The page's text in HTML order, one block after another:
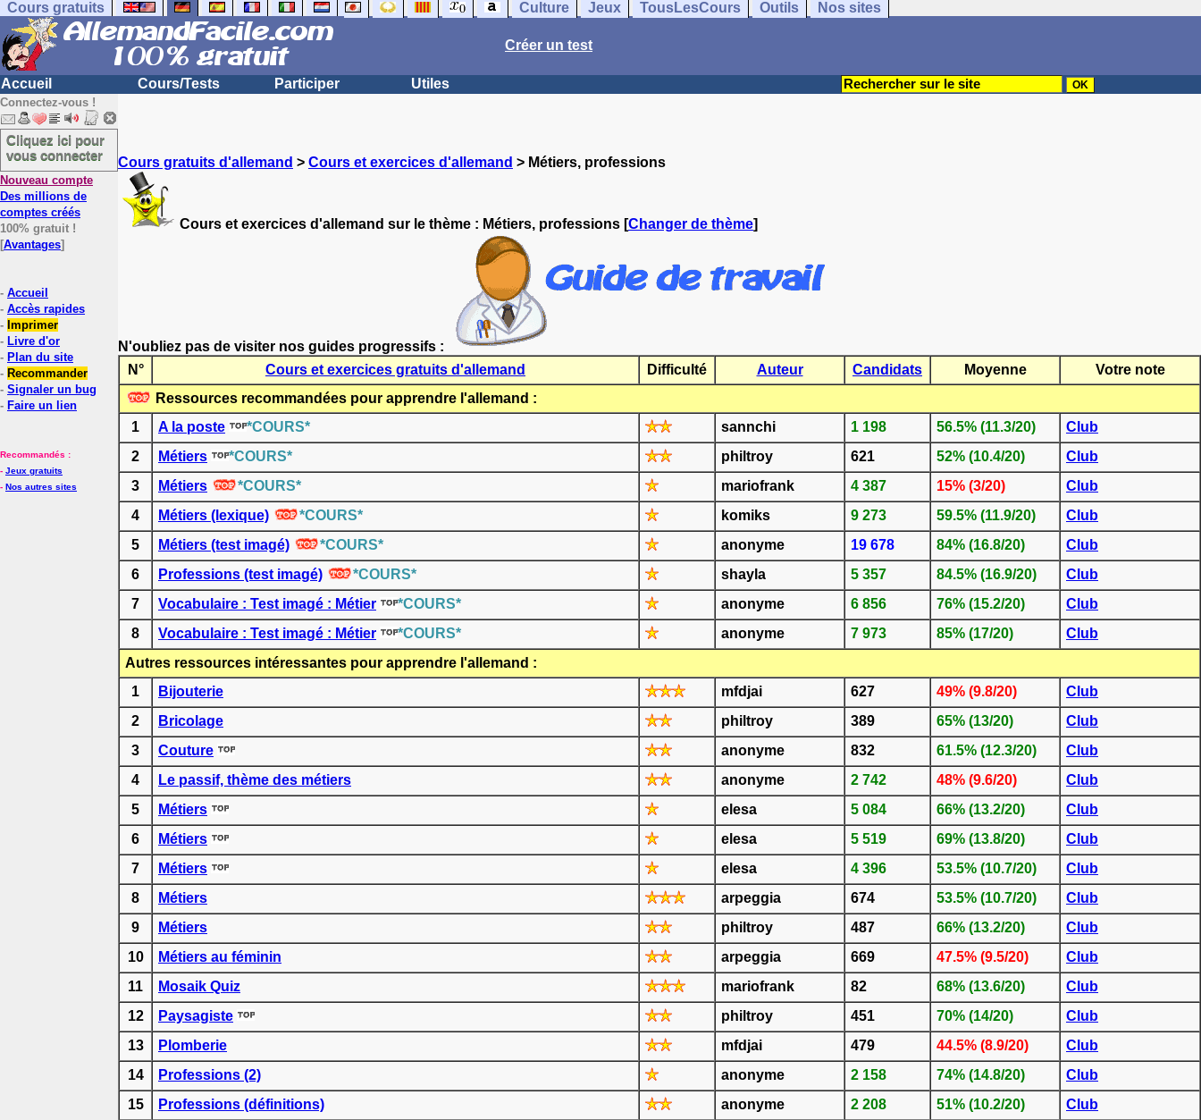
Cours gratuits Culture Jeux TousLesCours Outils Nos sites
Créer un test
Accueil Cours/Tests Participer Utiles
Connectez-vous !
Cliquez ici pour
vous connecter
Nouveau compte
Des millions de
comptes créés
100% gratuit !
[Avantages]
- Accueil
- Accès rapides
- Imprimer
- Livre d'or
- Plan du site
- Recommander
- Signaler un bug
- Faire un lien
Recommandés :
- Jeux gratuits
- Nos autres sites
Cours gratuits d'allemand > Cours et exercices d'allemand > Métiers, professions
Cours et exercices d'allemand sur le thème : Métiers, professions [Changer de thème]
N'oubliez pas de visiter nos guides progressifs :
N°
Cours et exercices gratuits d'allemand Difficulté Auteur Candidats Moyenne
Votre note
Ressources recommandées pour apprendre l'allemand :
1
A la poste *COURS* sannchi 1 198 56.5% (11.3/20)
Club
2
Métiers *COURS* philtroy 621 52% (10.4/20)
Club
3
Métiers *COURS* mariofrank 4 387 15% (3/20)
Club
4
Métiers (lexique) *COURS* komiks 9 273 59.5% (11.9/20)
Club
5
Métiers (test imagé) *COURS* anonyme 19 678 84% (16.8/20)
Club
6
Professions (test imagé) *COURS* shayla 5 357 84.5% (16.9/20)
Club
7
Vocabulaire : Test imagé : Métier *COURS* anonyme 6 856 76% (15.2/20)
Club
8
Vocabulaire : Test imagé : Métier *COURS* anonyme 7 973 85% (17/20)
Club
Autres ressources intéressantes pour apprendre l'allemand :
1
Bijouterie mfdjai 627 49% (9.8/20)
Club
2
Bricolage philtroy 389 65% (13/20)
Club
3
Couture anonyme 832 61.5% (12.3/20)
Club
4
Le passif, thème des métiers anonyme 2 742 48% (9.6/20)
Club
5
Métiers elesa 5 084 66% (13.2/20)
Club
6
Métiers elesa 5 519 69% (13.8/20)
Club
7
Métiers elesa 4 396 53.5% (10.7/20)
Club
8
Métiers arpeggia 674 53.5% (10.7/20)
Club
9
Métiers philtroy 487 66% (13.2/20)
Club
10
Métiers au féminin arpeggia 669 47.5% (9.5/20)
Club
11
Mosaik Quiz mariofrank 82 68% (13.6/20)
Club
12
Paysagiste philtroy 451 70% (14/20)
Club
13
Plomberie mfdjai 479 44.5% (8.9/20)
Club
14
Professions (2) anonyme 2 158 74% (14.8/20)
Club
15
Professions (définitions) anonyme 2 208 51% (10.2/20)
Club